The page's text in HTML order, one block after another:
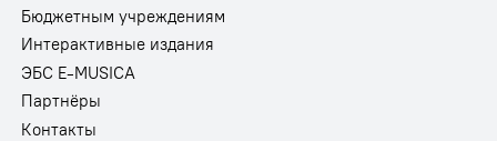
Бюджетным учреждениям
Интерактивные издания
ЭБС E-MUSICA
Партнёры
Контакты